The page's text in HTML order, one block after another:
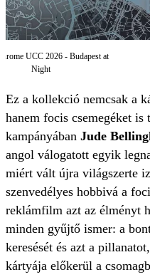
UCC 2026 - Budapest at
Night
Ez a kollekció nemcsak a
hanem focis csemegéket is
kampányában Jude
angol válogatott egyik
miért vált újra világszerte
szenvedélyes hobbivá a
reklámfilm azt az élményt
minden gyűjtő ismer: a
keresését és azt a
kártyája előkerül a